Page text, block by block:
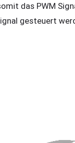
das PWM
gesteuert